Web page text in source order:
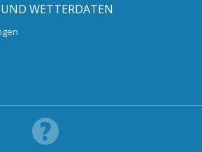
UND WETTERDATEN